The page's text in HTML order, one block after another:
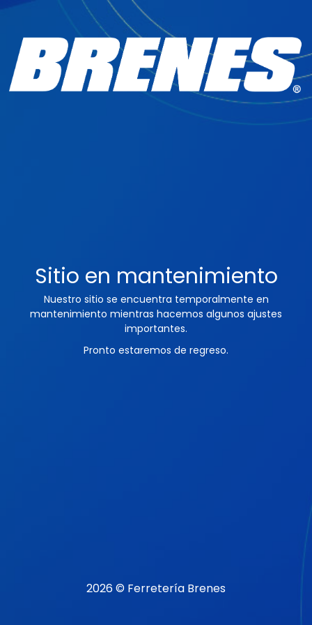
Sitio en mantenimiento
Nuestro sitio se encuentra temporalmente en
mantenimiento mientras hacemos algunos ajustes
importantes.
Pronto estaremos de regreso.
2026 © Ferretería Brenes